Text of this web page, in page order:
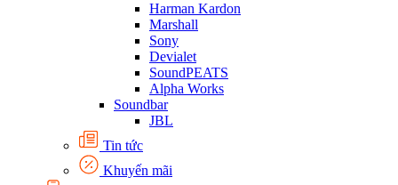
Harman Kardon
Marshall
Sony
Devialet
SoundPEATS
Alpha Works
Soundbar
JBL
Tin tức
Khuyến mãi